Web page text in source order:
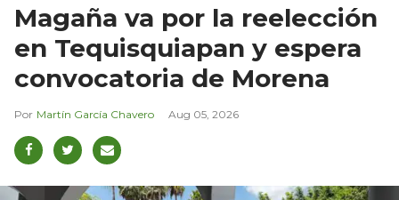
Magaña va por la reelección
en Tequisquiapan y espera
convocatoria de Morena
Martín García Chavero Aug 05, 2026